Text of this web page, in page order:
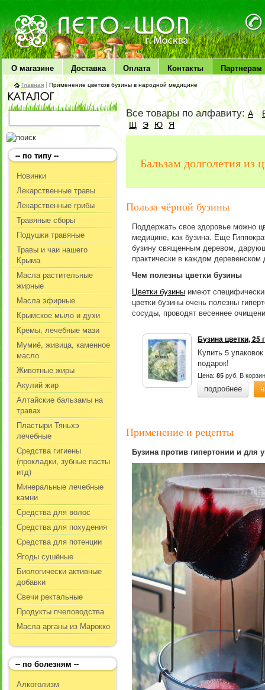
ЛЕТО чудо здоровья
О магазине Доставка Оплата Контакты Партнерам
Главная |Применение цветков бузины в народной медицине
-- по типу --
Новинки
Лекарственные травы
Лекарственные грибы
Травяные сборы
Подушки травяные
Травы и чаи нашего
Крыма
Масла растительные
жирные
Масла эфирные
Крымское мыло и духи
Кремы, лечебные мази
Мумиё, живица, каменное
масло
Животные жиры
Акулий жир
Алтайские бальзамы на
травах
Пластыри Тяньхэ
лечебные
Средства гигиены
(прокладки, зубные пасты
итд)
Минеральные лечебные
камни
Средства для волос
Средства для похудения
Средства для потенции
Ягоды сушёные
Биологически активные
добавки
Свечи ректальные
Продукты пчеловодства
Масла арганы из Марокко
-- по болезням --
Алкоголизм
Все товары по алфавиту:А
Щ Э Ю Я
Бальзам долголетия из
Польза чёрной бузины
Поддержать свое здоровье можно
медицине, как бузина. Еще
бузину священным деревом,
практически в каждом деревенском
Чем полезны цветки бузины
Цветки бузины имеют
цветки бузины очень полезны
сосуды, проводят весеннее
Бузина цветки, 25
Купить 5
подарок!
Цена:85 руб. В
подробнее
Применение и рецепты
Бузина против гипертонии и для